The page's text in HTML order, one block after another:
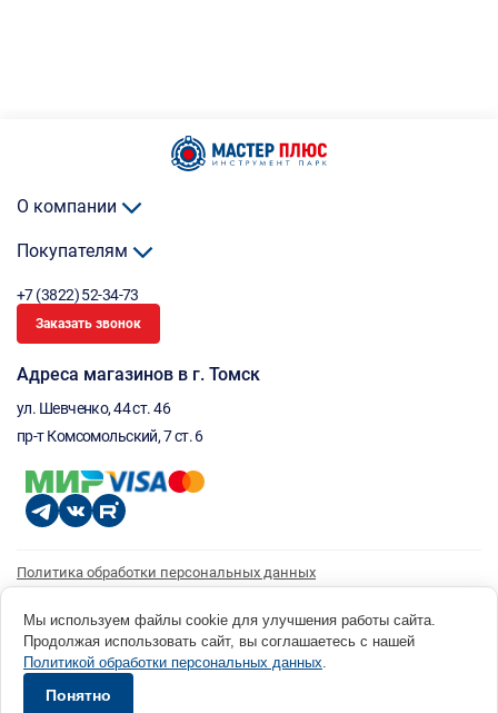
О компании
Покупателям
+7 (3822) 52-34-73
Заказать звонок
Адреса магазинов в г. Томск
ул. Шевченко, 44 ст. 46
пр-т Комсомольский, 7 ст. 6
Политика обработки персональных данных
Согласие на получение рассылки
© 1996 - 2026 инструмент парк «Мастер Плюс» Россия, г. Томск, ул. Шевченко, 44 ст. 46, (3822) 52-34-
73 okp@masterplus.tomsk.ru ИП Брусницын Д.Н. ИНН 701700002741
Мы используем файлы cookie для улучшения работы сайта.
Продолжая использовать сайт, вы соглашаетесь с нашей
Политикой обработки персональных данных.
Понятно